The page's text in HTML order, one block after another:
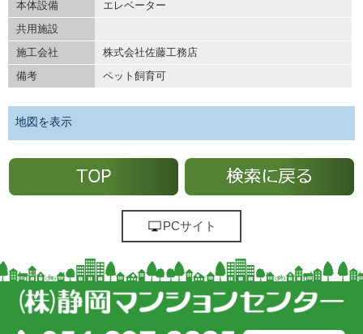
本体設備
エレベーター
共用施設
施工会社
株式会社佐藤工務店
備考
ペット飼育可
地図を表示
PCサイト